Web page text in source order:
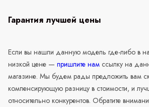
Гарантия лучшей цены
Если вы нашли данную модель где-либо в
низкой цене — пришлите нам ссылку на
магазине. Мы будем рады предложить вам
компенсирующую разницу в стоимости, и
относительно конкурентов. Обратите